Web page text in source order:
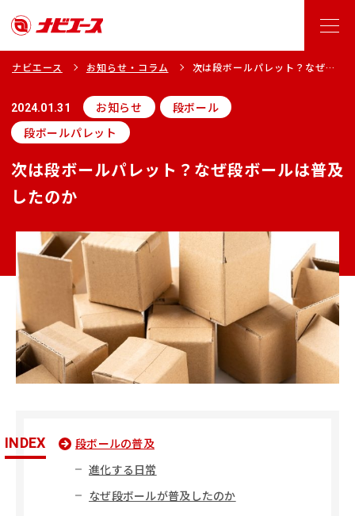
ナビエース お知らせ・コラム
次は段ボールパレット？なぜ段
2024.01.31 お知らせ
段ボール
段ボールパレット
次は段ボールパレット？なぜ段ボールは普及
したのか
INDEX
段ボールの普及
進化する日常
なぜ段ボールが普及したのか